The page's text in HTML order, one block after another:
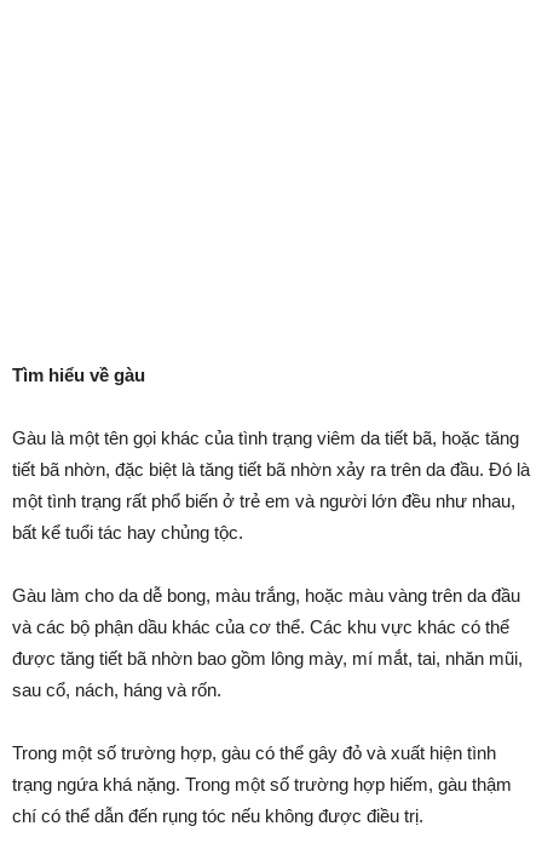
Tìm hiểu về gàu
Gàu là một tên gọi khác của tình trạng viêm da tiết bã, hoặc tăng
tiết bã nhờn, đặc biệt là tăng tiết bã nhờn xảy ra trên da đầu. Đó là
một tình trạng rất phổ biến ở trẻ em và người lớn đều như nhau,
bất kể tuổi tác hay chủng tộc.
Gàu làm cho da dễ bong, màu trắng, hoặc màu vàng trên da đầu
và các bộ phận dầu khác của cơ thể. Các khu vực khác có thể
được tăng tiết bã nhờn bao gồm lông mày, mí mắt, tai, nhăn mũi,
sau cổ, nách, háng và rốn.
Trong một số trường hợp, gàu có thể gây đỏ và xuất hiện tình
trạng ngứa khá nặng. Trong một số trường hợp hiếm, gàu thậm
chí có thể dẫn đến rụng tóc nếu không được điều trị.